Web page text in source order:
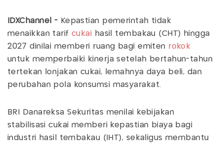
IDXChannel - Kepastian pemerintah tidak
menaikkan tarifcukai hasil tembakau (CHT) hingga
2027 dinilai memberi ruang bagi emiten rokok
untuk memperbaiki kinerja setelah bertahun-tahun
tertekan lonjakan cukai, lemahnya daya beli, dan
perubahan pola konsumsi masyarakat.
BRI Danareksa Sekuritas menilai kebijakan
stabilisasi cukai memberi kepastian biaya bagi
industri hasil tembakau (IHT), sekaligus membantu